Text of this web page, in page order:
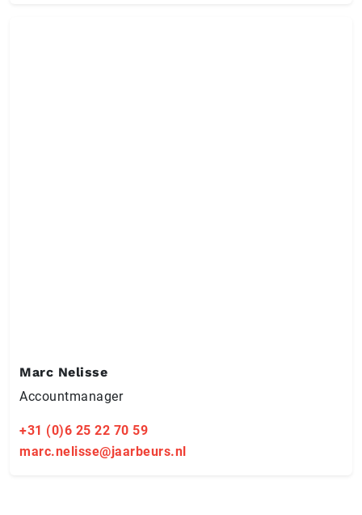
Marc Nelisse
Accountmanager
+31 (0)6 25 22 70 59
marc.nelisse@jaarbeurs.nl